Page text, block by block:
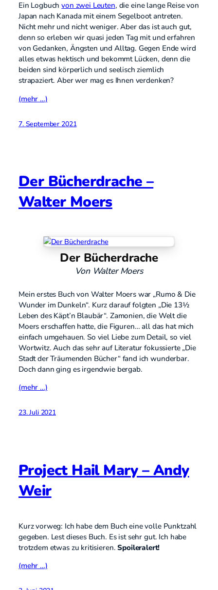
Ein Logbuchvon zwei Leuten, die eine lange Reise von
Japan nach Kanada mit einem Segelboot antreten.
Nicht mehr und nicht weniger. Aber das ist auch gut,
denn so erleben wir quasi jeden Tag mit und erfahren
von Gedanken, Ängsten und Alltag. Gegen Ende wird
alles etwas hektisch und bekommt Lücken, denn die
beiden sind körperlich und seelisch ziemlich
strapaziert. Aber wer mag es Ihnen verdenken?
(mehr …)
7. September 2021
Der Bücherdrache –
Walter Moers
Der Bücherdrache
Von Walter Moers
Mein erstes Buch von Walter Moers war „Rumo & Die
Wunder im Dunkeln“. Kurz darauf folgten „Die 13½
Leben des Käpt’n Blaubär“. Zamonien, die Welt die
Moers erschaffen hatte, die Figuren… all das hat mich
einfach umgehauen. So viel Liebe zum Detail, so viel
Wortwitz. Auch das sehr auf Literatur fokussierte „Die
Stadt der Träumenden Bücher“ fand ich wunderbar.
Doch dann ging es irgendwie bergab.
(mehr …)
23. Juli 2021
Project Hail Mary – Andy
Weir
Kurz vorweg: Ich habe dem Buch eine volle Punktzahl
gegeben. Lest dieses Buch. Es ist sehr gut. Ich habe
trotzdem etwas zu kritisieren.Spoileralert!
(mehr …)